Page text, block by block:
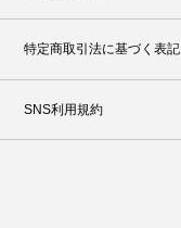
特定商取引法に基づく表記
SNS利用規約